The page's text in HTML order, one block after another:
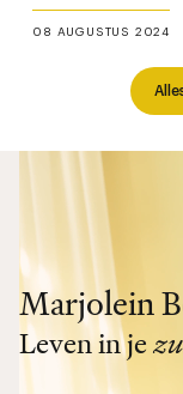
08 AUGUSTUS 2024
Marjolein
Leven in je